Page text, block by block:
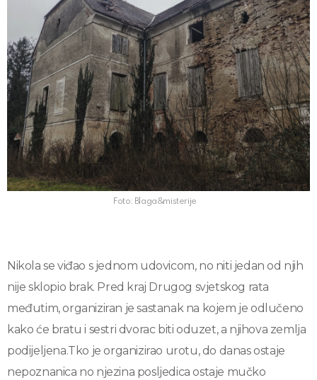
Foto: Blaga&misterije
Nikola se viđao s jednom udovicom, no niti jedan od njih
nije sklopio brak. Pred kraj Drugog svjetskog rata
međutim, organiziran je sastanak na kojem je odlučeno
kako će bratu i sestri dvorac biti oduzet, a njihova zemlja
podijeljena.Tko je organizirao urotu, do danas ostaje
nepoznanica no njezina posljedica ostaje mučko